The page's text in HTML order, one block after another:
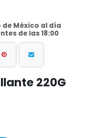
de México al día
de las 18:00
220G